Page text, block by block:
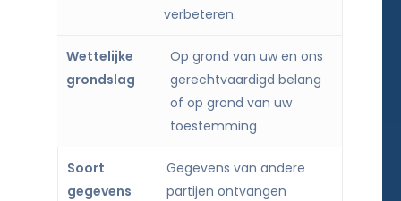
verbeteren.
Op grond van uw en ons
gerechtvaardigd belang
of op grond van uw
toestemming
Gegevens van andere
partijen ontvangen